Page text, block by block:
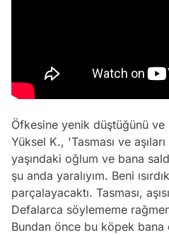
Öfkesine yenik düştüğünü
Yüksel K., 'Tasması ve
yaşındaki oğlum ve bana
şu anda yaralıyım. Beni
parçalayacaktı. Tasması,
Defalarca söylememe
Bundan önce bu köpek bana